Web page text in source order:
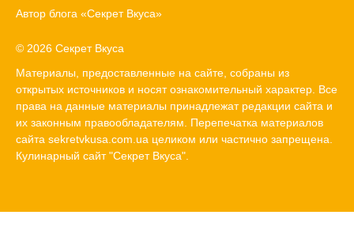
Автор блога «Секрет Вкуса»
© 2026 Секрет Вкуса
Материалы, предоставленные на сайте, собраны из
открытых источников и носят ознакомительный характер. Все
права на данные материалы принадлежат редакции сайта и
их законным правообладателям. Перепечатка материалов
сайта sekretvkusa.com.ua целиком или частично запрещена.
Кулинарный сайт "Секрет Вкуса".